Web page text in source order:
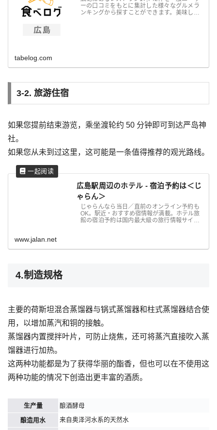
ーの口コミをもとに集計した様々なグルメラ
ンキングから探すことができます。美味しい
tabelog.com
3-2. 旅游住宿
如果您提前结束游览，乘坐渡轮约 50 分钟即可到达严岛神
社。
如果您从未到过这里，这可能是一条值得推荐的观光路线。
広島駅周辺のホテル - 宿泊予約は＜じ
ゃらん＞
じゃらんなら当日／直前のオンライン予約も
OK。駅近・おすすめ宿情報が満載。ホテル旅
館の宿泊予約は国内最大級の旅行情報サイト
www.jalan.net
4.制造规格
主要的荷斯坦混合蒸馏器与锅式蒸馏器和柱式蒸馏器结合使
用，以增加蒸汽和铜的接触。
蒸馏器内置搅拌叶片，可防止烧焦，还可将蒸汽直接吹入蒸
馏器进行加热。
这两种功能都是为了获得华丽的酯香，但也可以在不使用这
两种功能的情况下创造出更丰富的酒质。
生产量
酿酒酵母
酿造用水
来自奥泽河水系的天然水